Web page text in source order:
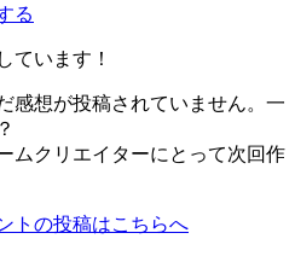
る
ています！
感想が投稿されていません。一
ムクリエイターにとって次回作
トの投稿はこちらへ